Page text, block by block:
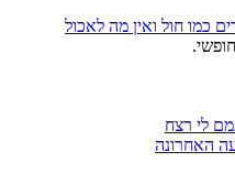
כמו חול ואין מה לאכול
האחרונה